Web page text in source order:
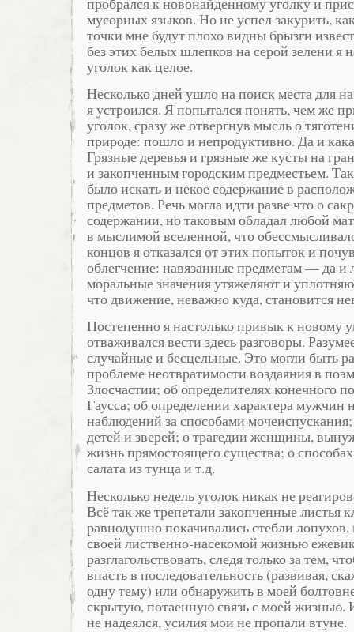
мусорных языков. Но не успел закурить,
точки мне будут плохо видны брызги
без этих белых шлепков на серой зелени я
уголок как целое.
Несколько дней ушло на поиск места для
я устроился. Я попытался понять, чем же
уголок, сразу же отвергнув мысль о
природе: пошло и непродуктивно. Да и
Грязные деревья и грязные же кусты на
и закопченным городским предместьем.
было искать и некое содержание в
предметов. Речь могла идти разве что о
содержании, но таковым обладал любой
в мыслимой вселенной, что
концов я отказался от этих попыток и
облегчение: навязанные предметам — да
моральные значения утяжеляют и
что движение, неважно куда, становится
Постепенно я настолько привык к новому
отваживался вести здесь разговоры.
случайные и бесцельные. Это могли быть
проблеме неотвратимости воздаяния в
Злосчастии; об определителях конечного
Гаусса; об определении характера мужчин
наблюдений за способами
детей и зверей; о трагедии женщины,
жизнь прямостоящего существа; о
салата из тунца и т.д.
Несколько недель уголок никак не
Всё так же трепетали закопченные листья
равнодушно покачивались стебли
своей лиственно-насекомой жизнью
разглагольствовать, следя только за тем,
впасть в последовательность (развивая,
одну тему) или обнаружить в моей
скрытую, потаенную связь с моей жизнью.
не надеялся, усилия мои не пропали втуне.